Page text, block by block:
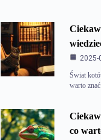
2025-
Świat
warto
co